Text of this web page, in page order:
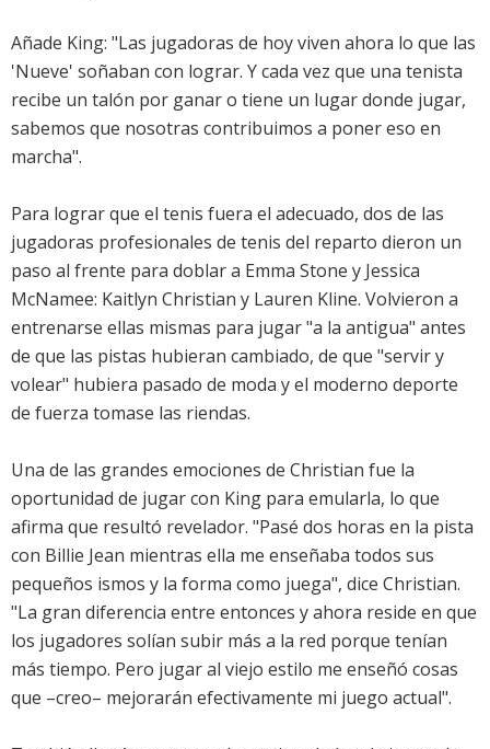
Añade King: "Las jugadoras de hoy viven ahora lo que las
'Nueve' soñaban con lograr. Y cada vez que una tenista
recibe un talón por ganar o tiene un lugar donde jugar,
sabemos que nosotras contribuimos a poner eso en
marcha".
Para lograr que el tenis fuera el adecuado, dos de las
jugadoras profesionales de tenis del reparto dieron un
paso al frente para doblar a Emma Stone y Jessica
McNamee: Kaitlyn Christian y Lauren Kline. Volvieron a
entrenarse ellas mismas para jugar "a la antigua" antes
de que las pistas hubieran cambiado, de que "servir y
volear" hubiera pasado de moda y el moderno deporte
de fuerza tomase las riendas.
Una de las grandes emociones de Christian fue la
oportunidad de jugar con King para emularla, lo que
afirma que resultó revelador. "Pasé dos horas en la pista
con Billie Jean mientras ella me enseñaba todos sus
pequeños ismos y la forma como juega", dice Christian.
"La gran diferencia entre entonces y ahora reside en que
los jugadores solían subir más a la red porque tenían
más tiempo. Pero jugar al viejo estilo me enseñó cosas
que –creo– mejorarán efectivamente mi juego actual".